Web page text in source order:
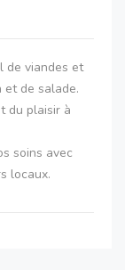
de viandes et
et de salade.
du plaisir à
soins avec
locaux.